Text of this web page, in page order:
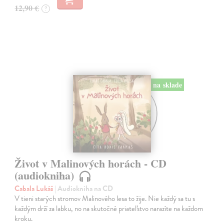
12,90 € ?
na sklade
Život v Malinových horách - CD
(audiokniha)
Cabala Lukáš| Audiokniha na CD
V tieni starých stromov Malinového lesa to žije. Nie každý sa tu s
každým drží za labku, no na skutočné priateľstvo narazíte na každom
kroku.